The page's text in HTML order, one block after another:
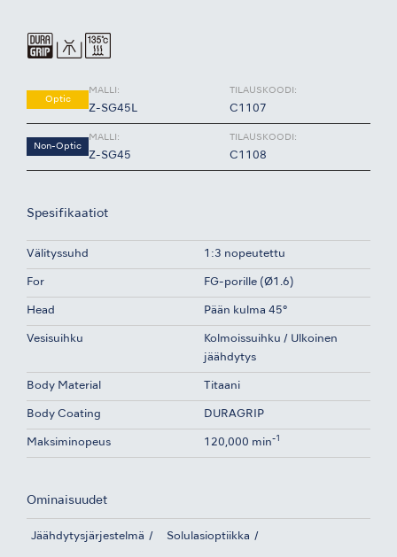
Optic
MALLI:
Z-SG45L
TILAUSKOODI:
C1107
Non-Optic
MALLI:
Z-SG45
TILAUSKOODI:
C1108
Spesifikaatiot
Välityssuhd 1:3 nopeutettu
For FG-porille (Ø1.6)
Head Pään kulma 45°
Vesisuihku
Kolmoissuihku / Ulkoinen
jäähdytys
Body Material Titaani
Body Coating DURAGRIP
Maksiminopeus 120,000 min-1
Ominaisuudet
Jäähdytysjärjestelmä Solulasioptiikka